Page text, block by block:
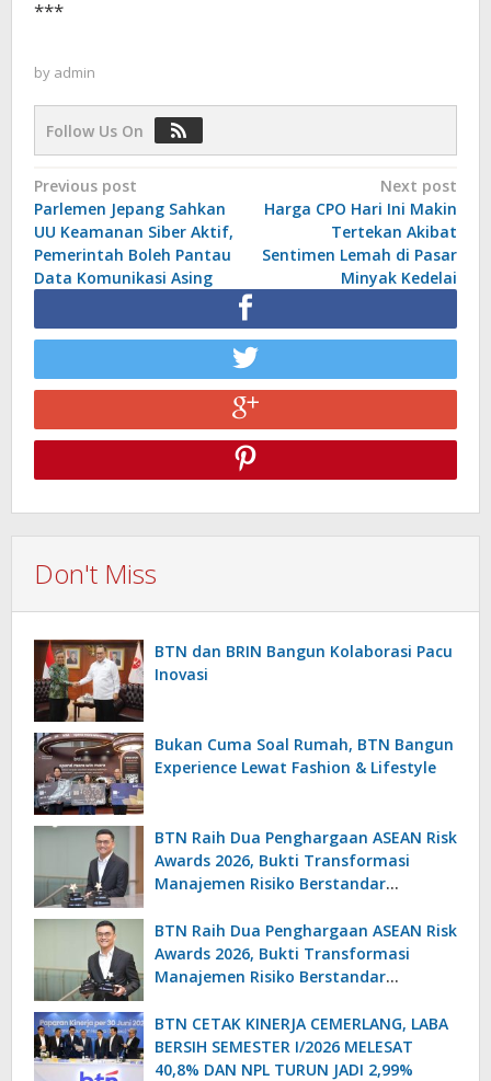
***
by admin
Follow Us On
Post
navigation
Previous post
Parlemen Jepang Sahkan
UU Keamanan Siber Aktif,
Pemerintah Boleh Pantau
Data Komunikasi Asing
Next post
Harga CPO Hari Ini Makin
Tertekan Akibat
Sentimen Lemah di Pasar
Minyak Kedelai
Don't Miss
BTN dan BRIN Bangun Kolaborasi Pacu
Inovasi
Bukan Cuma Soal Rumah, BTN Bangun
Experience Lewat Fashion & Lifestyle
BTN Raih Dua Penghargaan ASEAN Risk
Awards 2026, Bukti Transformasi
Manajemen Risiko Berstandar
Berkelanjutan
BTN Raih Dua Penghargaan ASEAN Risk
Awards 2026, Bukti Transformasi
Manajemen Risiko Berstandar
Berkelanjutan
BTN CETAK KINERJA CEMERLANG, LABA
BERSIH SEMESTER I/2026 MELESAT
40,8% DAN NPL TURUN JADI 2,99%